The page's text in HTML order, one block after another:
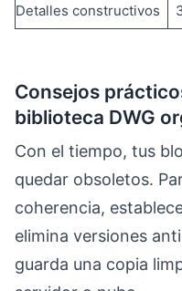
Detalles constructivos
Consejos
biblioteca DWG
Con el tiempo, tus
quedar obsoletos.
coherencia,
elimina versiones
guarda una copia